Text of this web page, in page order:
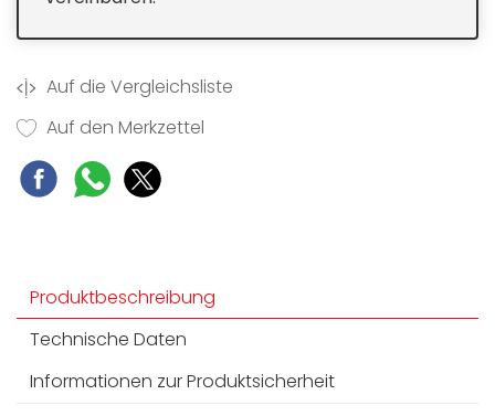
Auf die Vergleichsliste
Auf den Merkzettel
Produktbeschreibung
Technische Daten
Informationen zur Produktsicherheit